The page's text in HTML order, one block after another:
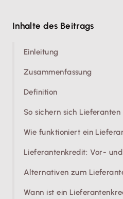
Inhalte des Beitrags
Einleitung
Zusammenfassung
Definition
So sichern sich Lieferanten
Wie funktioniert ein
Lieferantenkredit: Vor-
Alternativen zum
Wann ist ein